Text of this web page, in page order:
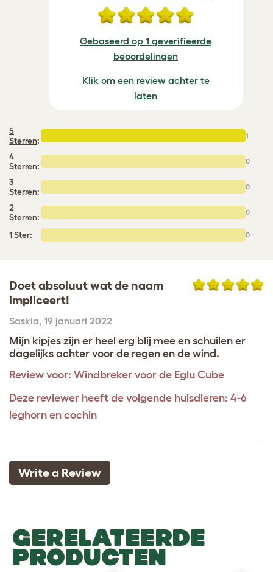
Gebaseerd op 1 geverifieerde
beoordelingen
Klik om een review achter te
laten
5
Sterren: 1
4
Sterren:
0
3
Sterren:
0
2
Sterren:
0
1 Ster: 0
Doet absoluut wat de naam
impliceert!
Saskia, 19 januari 2022
Mijn kipjes zijn er heel erg blij mee en schuilen er
dagelijks achter voor de regen en de wind.
Review voor: Windbreker voor de Eglu Cube
Deze reviewer heeft de volgende huisdieren: 4-6
leghorn en cochin
Write a Review
GERELATEERDE
PRODUCTEN